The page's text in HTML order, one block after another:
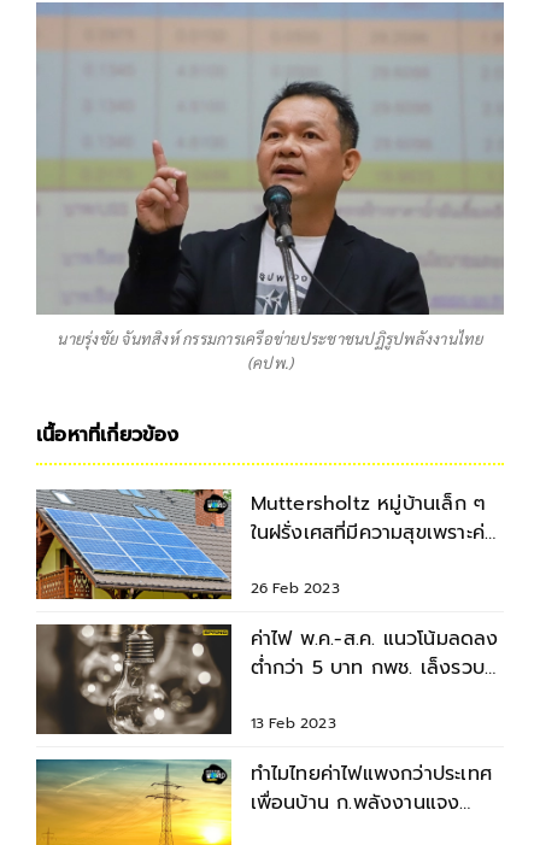
นายรุ่งชัย จันทสิงห์ กรรมการเครือข่ายประชาชนปฏิรูปพลังงานไทย
(คปพ.)
เนื้อหาที่เกี่ยวข้อง
Muttersholtz หมู่บ้านเล็ก ๆ
ในฝรั่งเศสที่มีความสุขเพราะค่า
26 Feb 2023
ค่าไฟ พ.ค.-ส.ค. แนวโน้มลดลง
ต่ำกว่า 5 บาท กพช. เล็งรวบ
13 Feb 2023
ทำไมไทยค่าไฟแพงกว่าประเทศ
เพื่อนบ้าน ก.พลังงานแจง